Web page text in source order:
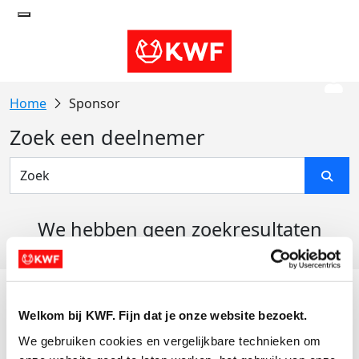
Welkom bij KWF. Fijn dat je onze website bezoekt.
We gebruiken cookies en vergelijkbare technieken om
Sponsor
Zoek een deelnemer
We hebben geen zoekresultaten
Actiematerialen
Evenementen